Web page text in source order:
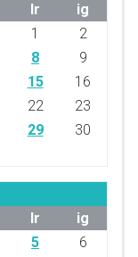
lr
ig
1
2
8
9
15
16
22
23
29
30
lr
ig
5
6